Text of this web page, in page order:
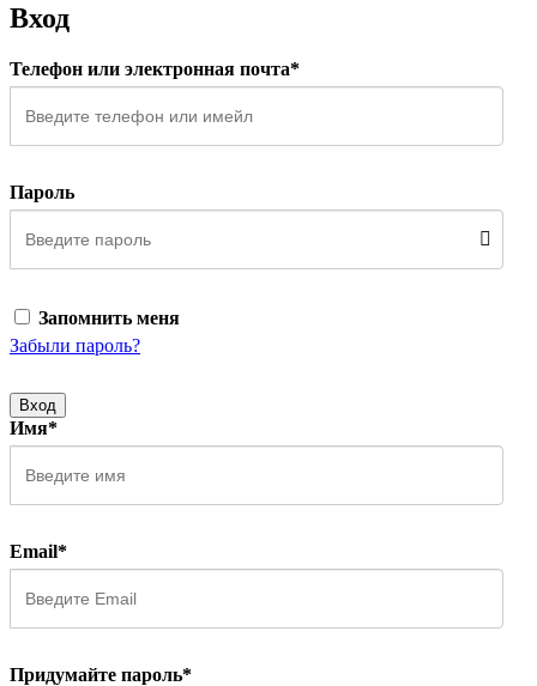
Вход
Телефон или электронная почта*
Пароль
Запомнить меня
Забыли пароль?
Вход
Имя*
Email*
Придумайте пароль*